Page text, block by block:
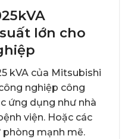
lớn cho
kVA của Mitsubishi
nghiệp công
ứng dụng như nhà
viện. Hoặc các
phòng mạnh mẽ.